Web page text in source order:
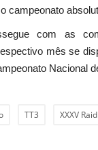
campeonato
com as
mês se
Nacional
TT3 XXXV